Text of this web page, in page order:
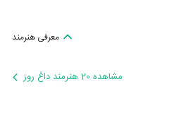
معرفی هنرمند
مشاهده 20 هنرمند داغ روز